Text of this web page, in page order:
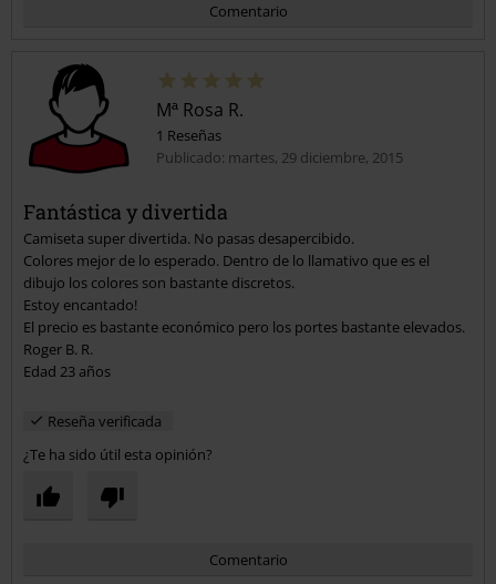
Comentario
Enviar comentario
Mª Rosa R.
1 Reseñas
Publicado: martes, 29 diciembre, 2015
Fantástica y divertida
Camiseta super divertida. No pasas desapercibido.
Colores mejor de lo esperado. Dentro de lo llamativo que es el
dibujo los colores son bastante discretos.
Estoy encantado!
El precio es bastante económico pero los portes bastante elevados.
Roger B. R.
Edad 23 años
Reseña verificada
¿Te ha sido útil esta opinión?
Comentario